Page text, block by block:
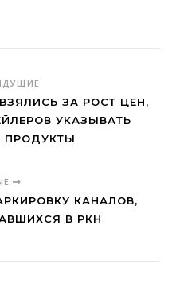
ЗА РОСТ ЦЕН,
УКАЗЫВАТЬ
ПРОДУКТЫ
КАНАЛОВ,
В РКН